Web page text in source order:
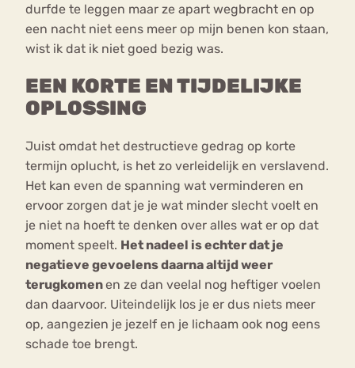
durfde te leggen maar ze apart wegbracht en op
een nacht niet eens meer op mijn benen kon staan,
wist ik dat ik niet goed bezig was.
EEN KORTE EN TIJDELIJKE
OPLOSSING
Juist omdat het destructieve gedrag op korte
termijn oplucht, is het zo verleidelijk en verslavend.
Het kan even de spanning wat verminderen en
ervoor zorgen dat je je wat minder slecht voelt en
je niet na hoeft te denken over alles wat er op dat
moment speelt. Het nadeel is echter dat je
negatieve gevoelens daarna altijd weer
terugkomenen ze dan veelal nog heftiger voelen
dan daarvoor. Uiteindelijk los je er dus niets meer
op, aangezien je jezelf en je lichaam ook nog eens
schade toe brengt.